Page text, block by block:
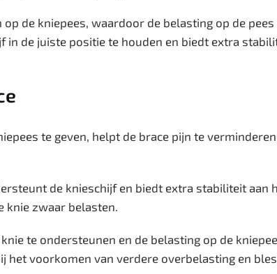
de kniepees, waardoor de belasting op de
in de juiste positie te houden en biedt extra
te geven, helpt de brace pijn te
de knieschijf en biedt extra stabiliteit aan
knie zwaar belasten.
te ondersteunen en de belasting op de
het voorkomen van verdere overbelasting en